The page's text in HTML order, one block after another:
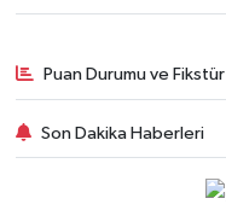
Puan Durumu ve Fikstür
Son Dakika Haberleri